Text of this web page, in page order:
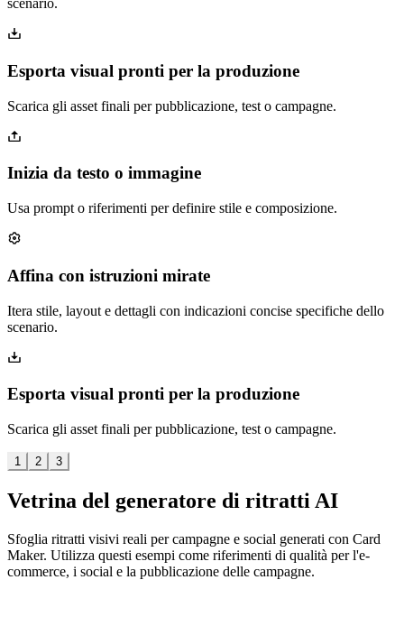
scenario.
Esporta visual pronti per la produzione
Scarica gli asset finali per pubblicazione, test o campagne.
Inizia da testo o immagine
Usa prompt o riferimenti per definire stile e composizione.
Affina con istruzioni mirate
Itera stile, layout e dettagli con indicazioni concise specifiche dello
scenario.
Esporta visual pronti per la produzione
Scarica gli asset finali per pubblicazione, test o campagne.
1 2 3
Vetrina del generatore di ritratti AI
Sfoglia ritratti visivi reali per campagne e social generati con Card
Maker. Utilizza questi esempi come riferimenti di qualità per l'e-
commerce, i social e la pubblicazione delle campagne.